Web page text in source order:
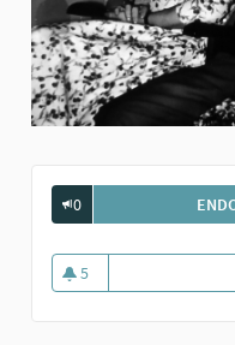
0
5
5 followers